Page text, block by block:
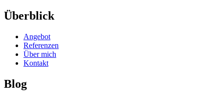
Überblick
Angebot
Referenzen
Über mich
Kontakt
Blog